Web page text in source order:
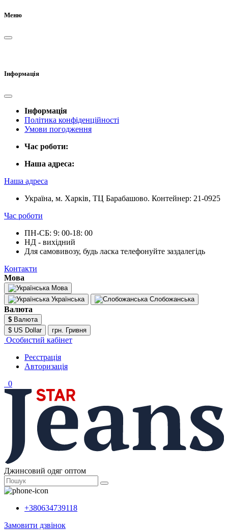
Меню
Інформація
Інформація
Політика конфіденційності
Умови погодження
Час роботи:
Наша адреса:
Наша адреса
Україна, м. Харків, ТЦ Барабашово. Контейнер: 21-0925
Час роботи
ПН-СБ: 9: 00-18: 00
НД - вихідний
Для самовивозу, будь ласка телефонуйте заздалегідь
Контакти
Мова
Мова
Українська
Слобожанська
Валюта
$ Валюта
$ US Dollar
грн. Гривня
Особистий кабінет
Реєстрація
Авторизація
0
Джинсовий одяг оптом
+380634739118
Замовити дзвінок